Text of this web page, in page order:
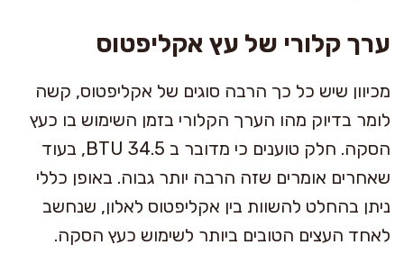
ערך קלורי של עץ אקליפטוס
מכיוון שיש כל כך הרבה סוגים של אקליפטוס, קשה
לומר בדיוק מהו הערך הקלורי בזמן השימוש בו כעץ
הסקה. חלק טוענים כי מדובר ב 34.5 BTU, בעוד
שאחרים אומרים שזה הרבה יותר גבוה. באופן כללי
ניתן בהחלט להשוות בין אקליפטוס לאלון, שנחשב
לאחד העצים הטובים ביותר לשימוש כעץ הסקה.